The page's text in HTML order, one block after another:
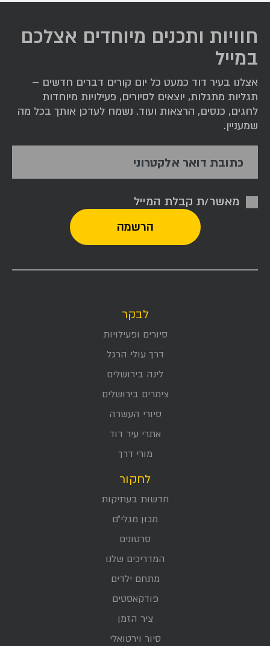
חוויות ותכנים מיוחדים אצלכם
במייל
אצלנו בעיר דוד כמעט כל יום קורים דברים חדשים –
תגליות מתגלות, יוצאים לסיורים, פעילויות מיוחדות
לחגים, כנסים, הרצאות ועוד. נשמח לעדכן אותך בכל מה
שמעניין.
כתובת דואר אלקטרוני
מאשר/ת קבלת המייל
לבקר
סיורים ופעילויות
דרך עולי הרגל
לינה בירושלים
צימרים בירושלים
סיורי העשרה
אתרי עיר דוד
מורי דרך
לחקור
חדשות בעתיקות
מכון מגלי״ם
סרטונים
המדריכים שלנו
מתחם ילדים
פודקאסטים
ציר הזמן
סיור וירטואלי